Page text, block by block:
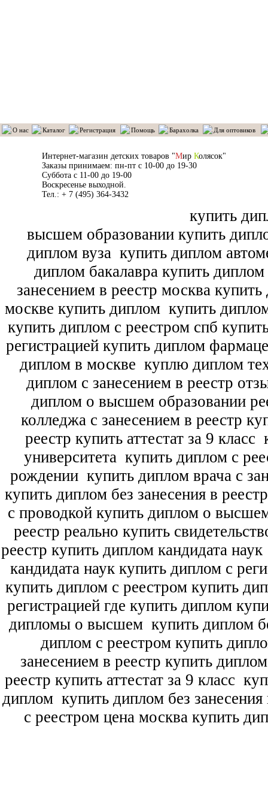
О нас Каталог Регистрация Помощь Барахолка Для оптовиков
Интернет-магазин детских товаров "Мир Колясок"
Заказы принимаем: пн-пт с 10-00 до 19-30
Суббота с 11-00 до 19-00
Воскресенье выходной.
Тел.: + 7 (495) 364-3432
купить
высшем образовании купить
диплом вуза купить диплом
диплом бакалавра купить
занесением в реестр москва
москве купить диплом купить
купить диплом с реестром спб
регистрацией купить диплом
диплом в москве куплю диплом
диплом с занесением в реестр
диплом о высшем образовании
колледжа с занесением в реестр
реестр купить аттестат за 9 класс
университета купить диплом с
рождении купить диплом врача с
купить диплом без занесения в
с проводкой купить диплом о
реестр реально купить
реестр купить диплом кандидата наук
кандидата наук купить диплом с
купить диплом с реестром купить
регистрацией где купить диплом
дипломы о высшем купить диплом
диплом с реестром купить
занесением в реестр купить
реестр купить аттестат за 9 класс
диплом купить диплом без
с реестром цена москва купить